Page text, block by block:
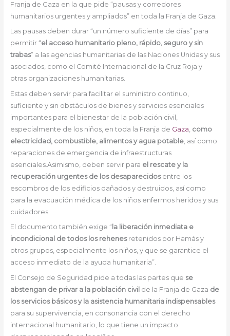
Franja de Gaza en la que pide “pausas y corredores
humanitarios urgentes y ampliados” en toda la Franja de Gaza.
Las pausas deben durar “un número suficiente de días” para
permitir “el acceso humanitario pleno, rápido, seguro y sin
trabas” a las agencias humanitarias de las Naciones Unidas y sus
asociados, como el Comité Internacional de la Cruz Roja y
otras organizaciones humanitarias.
Estas deben servir para facilitar el suministro continuo,
suficiente y sin obstáculos de bienes y servicios esenciales
importantes para el bienestar de la población civil,
especialmente de los niños, en toda la Franja de Gaza como
electricidad, combustible, alimentos y agua potable, así como
reparaciones de emergencia de infraestructuras
esenciales.Asimismo, deben servir para el rescate y la
recuperación urgentes de los desaparecidosentre los
escombros de los edificios dañados y destruidos, así como
para la evacuación médica de los niños enfermos heridos y sus
cuidadores.
El documento también exige “ la liberación inmediata e
incondicional de todos los rehenesretenidos por Hamás y
otros grupos, especialmente los niños, y que se garantice el
acceso inmediato de la ayuda humanitaria”.
El Consejo de Seguridad pide a todas las partes que se
abstengan de privar a la población civilde la Franja de Gaza de
los servicios básicos y la asistencia humanitaria indispensables
para su supervivencia, en consonancia con el derecho
internacional humanitario, lo que tiene un impacto